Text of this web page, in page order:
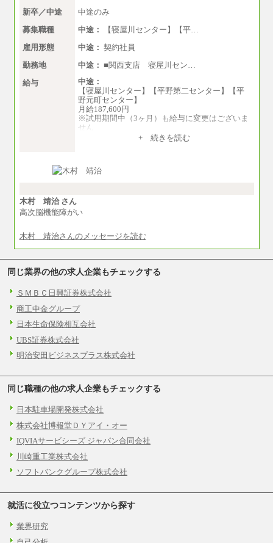
新卒／中途
中途のみ
募集職種
中途：
【寝屋川センター】【平…
雇用形態
中途： 契約社員
勤務地
中途： ■関西支店 寝屋川セン…
給与
中途：
【寝屋川センター】【平野第二センター】【平
野元町センター】
月給187,600円
※試用期間中（3ヶ月）も給与に変更はございま
せん
※スキル・資格・経験を考慮の上決定します。
+ 続きを読む
木村 靖治 さん
高次脳機能障がい
木村 靖治さんのメッセージを読む
同じ業界の他の求人企業もチェックする
ＳＭＢＣ日興証券株式会社
商工中金グループ
日本生命保険相互会社
UBS証券株式会社
明治安田ビジネスプラス株式会社
同じ職種の他の求人企業もチェックする
日本駐車場開発株式会社
株式会社博報堂ＤＹアイ・オー
IQVIAサービシーズ ジャパン合同会社
川崎重工業株式会社
ソフトバンクグループ株式会社
就活に役立つコンテンツから探す
業界研究